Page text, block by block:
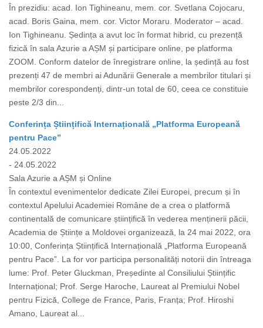
În prezidiu: acad. Ion Tighineanu, mem. cor. Svetlana Cojocaru,
acad. Boris Gaina, mem. cor. Victor Moraru. Moderator – acad.
Ion Tighineanu. Ședința a avut loc în format hibrid, cu prezență
fizică în sala Azurie a AȘM și participare online, pe platforma
ZOOM. Conform datelor de înregistrare online, la ședință au fost
prezenți 47 de membri ai Adunării Generale a membrilor titulari și
membrilor corespondenți, dintr-un total de 60, ceea ce constituie
peste 2/3 din...
Conferința Științifică Internațională „Platforma Europeană
pentru Pace”
24.05.2022
- 24.05.2022
Sala Azurie a AȘM și Online
În contextul evenimentelor dedicate Zilei Europei, precum și în
contextul Apelului Academiei Române de a crea o platformă
continentală de comunicare științifică în vederea menținerii păcii,
Academia de Științe a Moldovei organizează, la 24 mai 2022, ora
10:00, Conferința Științifică Internațională „Platforma Europeană
pentru Pace”. La for vor participa personalități notorii din întreaga
lume: Prof. Peter Gluckman, Președinte al Consiliului Științific
Internațional; Prof. Serge Haroche, Laureat al Premiului Nobel
pentru Fizică, College de France, Paris, Franța; Prof. Hiroshi
Amano, Laureat al...